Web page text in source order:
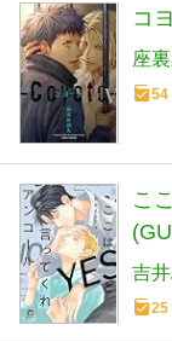
コ
座
54
こ
吉
25